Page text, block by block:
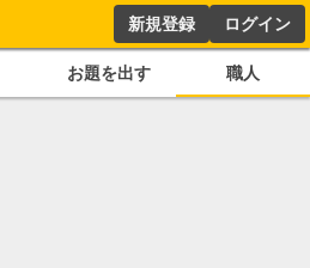
新規登録 ログイン
お題を出す 職人